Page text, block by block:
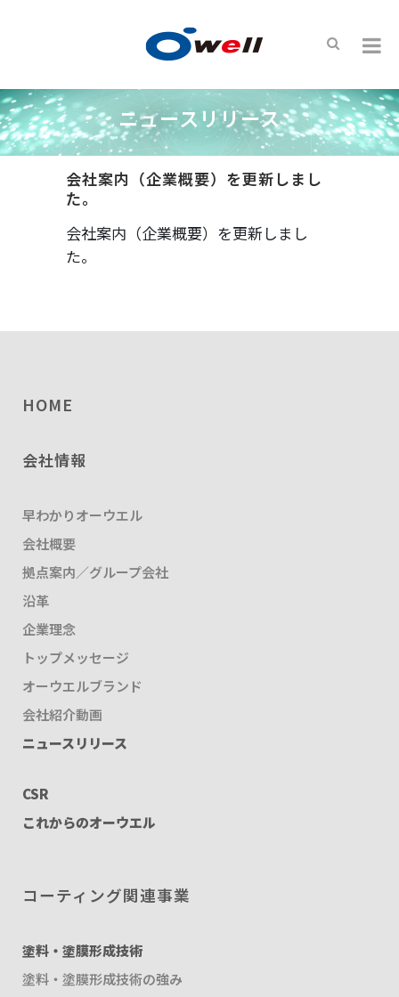
ニュースリリース
会社案内（企業概要）を更新しまし
た。
会社案内（企業概要）を更新しまし
た。
HOME
会社情報
早わかりオーウエル
会社概要
拠点案内／グループ会社
沿革
企業理念
トップメッセージ
オーウエルブランド
会社紹介動画
ニュースリリース
CSR
これからのオーウエル
コーティング関連事業
塗料・塗膜形成技術
塗料・塗膜形成技術の強み